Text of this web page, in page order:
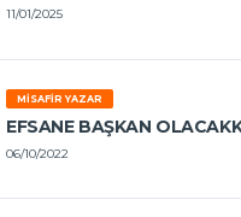
11/01/2025
MISAFIR YAZAR
EFSANE BAŞKAN
06/10/2022